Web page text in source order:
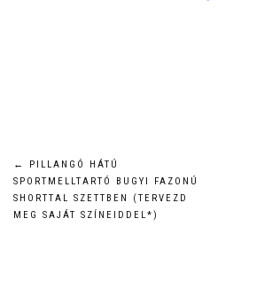
Bejegyzés
navigáció
←
PILLANGÓ HÁTÚ
SPORTMELLTARTÓ BUGYI FAZONÚ
SHORTTAL SZETTBEN (TERVEZD
MEG SAJÁT SZÍNEIDDEL*)